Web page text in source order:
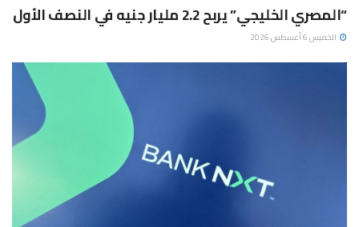
“المصري الخليجي” يربح 2.2 مليار جنيه في النصف الأول
الخميس 6 أغسطس 2026